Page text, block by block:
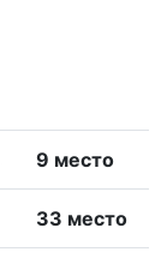
9 место
33 место